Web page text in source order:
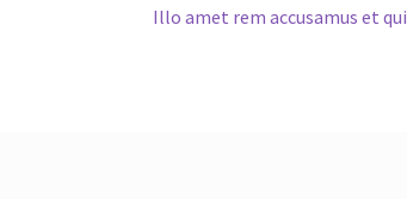
Next
Illo amet rem accusamus et